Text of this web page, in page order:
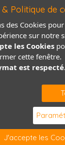
& Politique de
des Cookies
sur notre
les Cookies
cette fenêtre.
est
J'accepte les